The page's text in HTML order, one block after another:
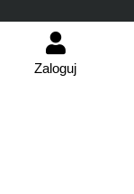
Zaloguj